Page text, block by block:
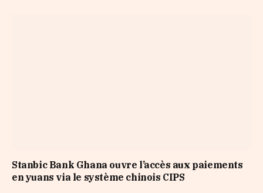
Stanbic Bank Ghana ouvre l’accès aux paiements
en yuans via le système chinois CIPS